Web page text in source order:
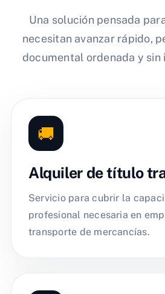
Una solución pensada
necesitan avanzar rápido,
documental ordenada y sin
🚚
Alquiler de título
Servicio para cubrir la
profesional necesaria en
transporte de mercancías.